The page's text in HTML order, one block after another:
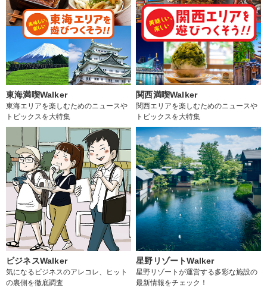
東海満喫Walker
東海エリアを楽しむためのニュースや
トピックスを大特集
関西満喫Walker
関西エリアを楽しむためのニュースや
トピックスを大特集
ビジネスWalker
気になるビジネスのアレコレ、ヒット
の裏側を徹底調査
星野リゾートWalker
星野リゾートが運営する多彩な施設の
最新情報をチェック！